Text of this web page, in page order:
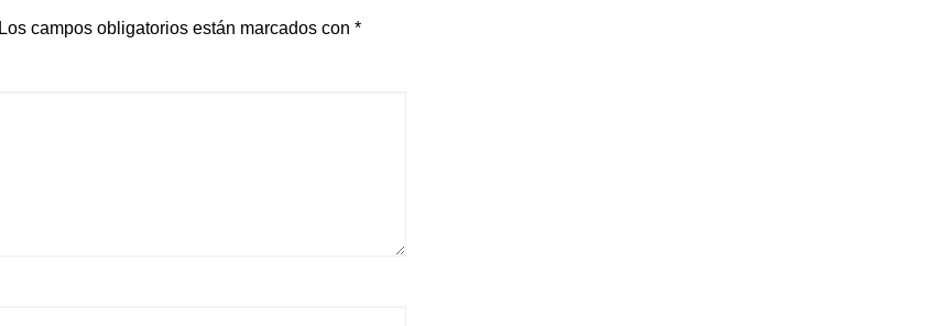
Los campos obligatorios están marcados con *